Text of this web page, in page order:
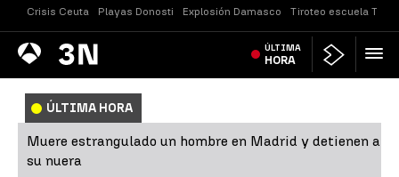
Crisis Ceuta Playas Donosti Explosión Damasco Tiroteo escuela
Antena
3 Noticias ÚLTIMA
HORA
ÚLTIMA HORA
Muere estrangulado un hombre en Madrid y detienen a
su nuera